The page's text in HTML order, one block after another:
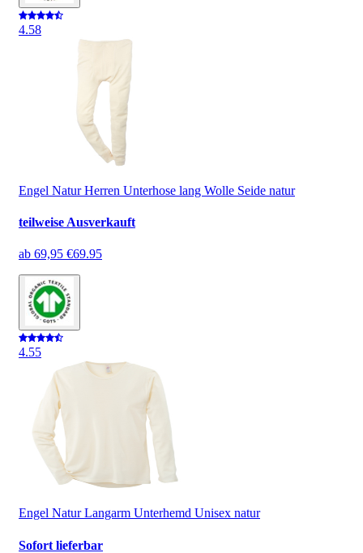
4.58
Engel Natur Herren Unterhose lang Wolle Seide natur
teilweise Ausverkauft
ab 69,95 €69.95
4.55
Engel Natur Langarm Unterhemd Unisex natur
Sofort lieferbar